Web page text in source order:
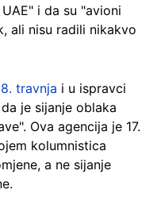
i da su "avioni
ali nisu radili nikakvo
travnja i u ispravci
je sijanje oblaka
Ova agencija je 17.
kolumnistica
a ne sijanje